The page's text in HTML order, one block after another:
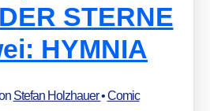
STERNE
HYMNIA
Stefan Holzhauer•Comic